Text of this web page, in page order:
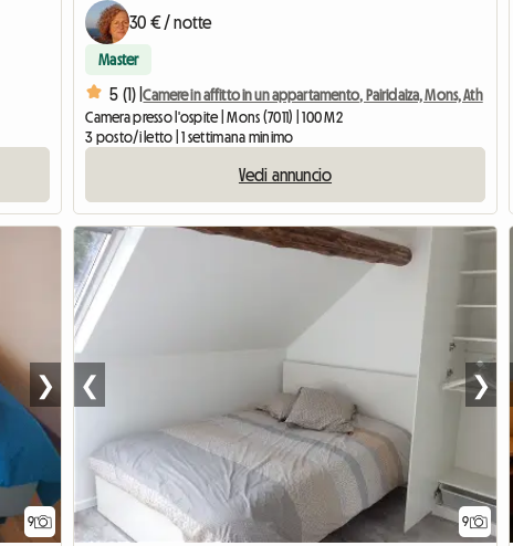
30 € / notte
Master
5 (1) |Camere in affitto in un appartamento, Pairidaiza, Mons, Ath
Camera presso l'ospite | Mons (7011) | 100 M2
3 posto/i letto | 1 settimana minimo
Vedi annuncio
9
❯
9
❮ ❯